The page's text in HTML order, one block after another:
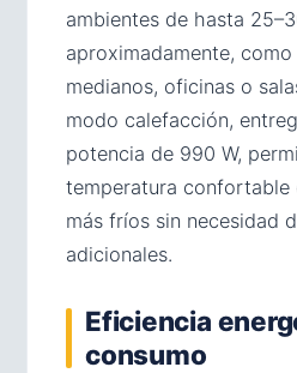
ambientes de hasta
aproximadamente,
medianos, oficinas o
modo calefacción,
potencia de 990 W,
temperatura confortable
más fríos sin necesidad
adicionales.
Eficiencia
consumo